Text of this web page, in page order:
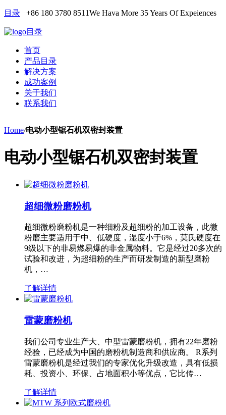
目录 +86 180 3780 8511We Hava More 35 Years Of Expeiences
目录
首页
产品目录
解决方案
成功案例
关于我们
联系我们
Home/电动小型锯石机双密封装置
电动小型锯石机双密封装置
超细微粉磨粉机
超细微粉磨粉机是一种细粉及超细粉的加工设备，此微
粉磨主要适用于中、低硬度，湿度小于6%，莫氏硬度在
9级以下的非易燃易爆的非金属物料。它是经过20多次的
试验和改进，为超细粉的生产而研发制造的新型磨粉
机，…
了解详情
雷蒙磨粉机
我们公司专业生产大、中型雷蒙磨粉机，拥有22年磨粉
经验，已经成为中国的磨粉机制造商和供应商。 R系列
雷蒙磨粉机是经过我们的专家优化升级改造，具有低损
耗、投资小、环保、占地面积小等优点，它比传…
了解详情